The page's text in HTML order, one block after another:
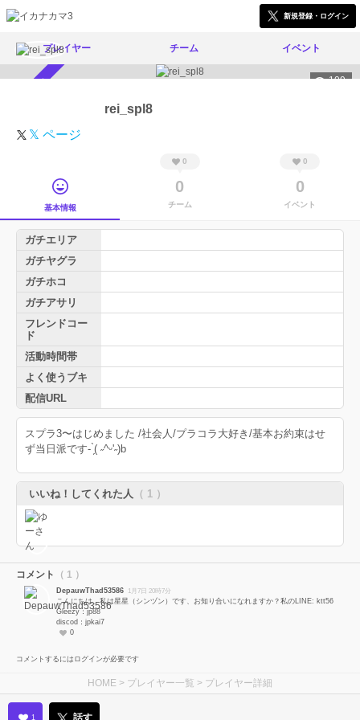
新規登録・ログイン
プレイヤー チーム イベント
109
rei_spl8
𝕏 ページ
基本情報
0
0
チーム
0
0
イベント
ガチエリア
ガチヤグラ
ガチホコ
ガチアサリ
フレンドコー
ド
活動時間帯
よく使うブキ
配信URL
スプラ3〜はじめました /社会人/プラコラ大好き/基本お約束はせ
ず当日派です- ̗̀( ˶^ᵕ'˶)b
いいね！してくれた人 （ 1 ）
コメント （ 1 ）
DepauwThad53586 1月7日 20時7分
こんにちは、私は星星（シンヅン）です、お知り合いになれますか？私のLINE: ktt56
Gleezy：jp88
discod：jpkai7
0
コメントするにはログインが必要です
HOME > プレイヤー一覧 > プレイヤー詳細
1 話す